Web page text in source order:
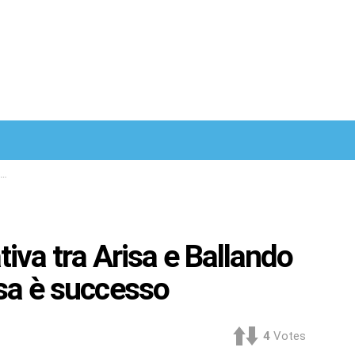
tra Arisa e Ballando
è successo
4 Votes